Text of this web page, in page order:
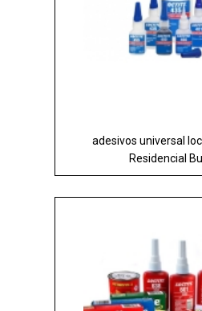
adesivos universal
Residencial